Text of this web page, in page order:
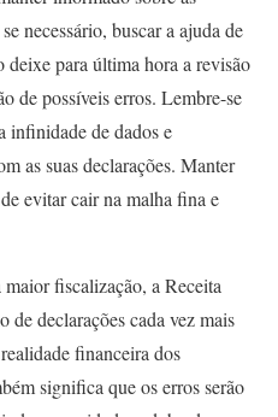
necessário, buscar a ajuda de
para última hora a revisão
de possíveis erros. Lembre-se
infinidade de dados e
as suas declarações. Manter
evitar cair na malha fina e
fiscalização, a Receita
de declarações cada vez mais
financeira dos
significa que os erros serão